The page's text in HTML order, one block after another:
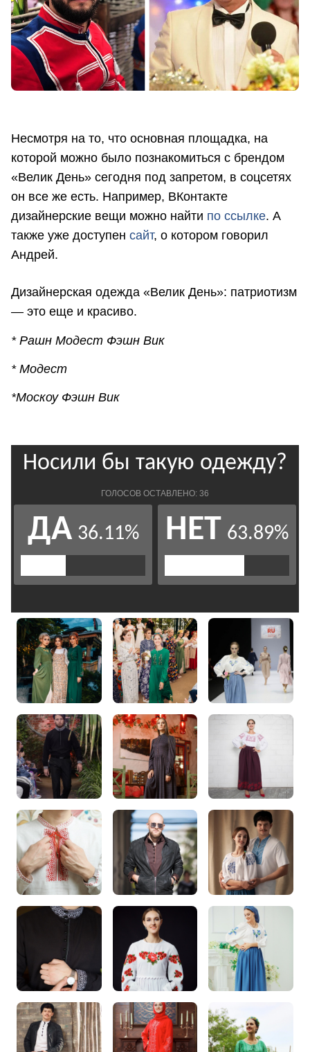
Несмотря на то, что основная площадка, на
которой можно было познакомиться с брендом
«Велик День» сегодня под запретом, в соцсетях
он все же есть. Например, ВКонтакте
дизайнерские вещи можно найти по ссылке. А
также уже доступен сайт, о котором говорил
Андрей.
Дизайнерская одежда «Велик День»: патриотизм
— это еще и красиво.
* Рашн Модест Фэшн Вик
* Модест
*Москоу Фэшн Вик